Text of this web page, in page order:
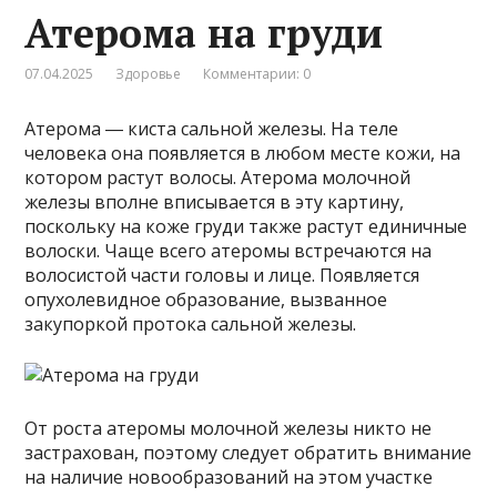
Атерома на груди
07.04.2025 Здоровье Комментарии: 0
Атерома ― киста сальной железы. На теле
человека она появляется в любом месте кожи, на
котором растут волосы. Атерома молочной
железы вполне вписывается в эту картину,
поскольку на коже груди также растут единичные
волоски. Чаще всего атеромы встречаются на
волосистой части головы и лице. Появляется
опухолевидное образование, вызванное
закупоркой протока сальной железы.
От роста атеромы молочной железы никто не
застрахован, поэтому следует обратить внимание
на наличие новообразований на этом участке